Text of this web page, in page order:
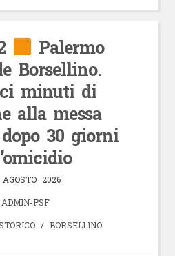
Palermo
Borsellino.
minuti di
alla messa
30 giorni
2026
ADMIN-PSF
/ BORSELLINO